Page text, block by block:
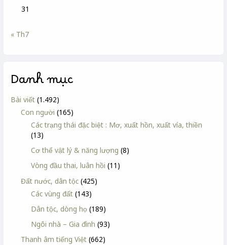
31
« Th7
Danh mục
Bài viết (1.492)
Con người (165)
Các trạng thái đặc biệt : Mơ, xuất hồn, xuất vía, thiền
(13)
Cơ thể vật lý & năng lượng (8)
Vòng đầu thai, luân hồi (11)
Đất nước, dân tộc (425)
Các vùng đất (143)
Dân tộc, dòng họ (189)
Ngôi nhà – Gia đình (93)
Thanh âm tiếng Việt (662)